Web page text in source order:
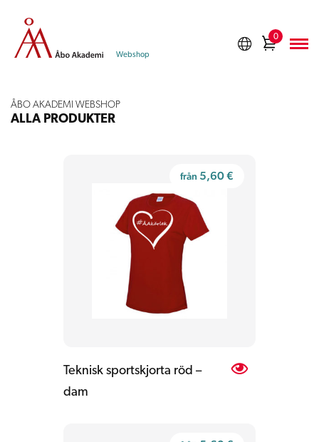
innehåll
Webshop
Köpkorg
0
ÅBO AKADEMI WEBSHOP
ALLA PRODUKTER
från 5,60€
Teknisk sportskjorta röd –
dam